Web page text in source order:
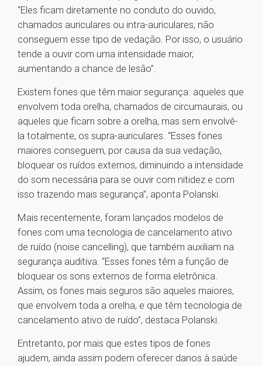
“Eles ficam diretamente no conduto do ouvido,
chamados auriculares ou intra-auriculares, não
conseguem esse tipo de vedação. Por isso, o usuário
tende a ouvir com uma intensidade maior,
aumentando a chance de lesão”.
Existem fones que têm maior segurança: aqueles que
envolvem toda orelha, chamados de circumaurais, ou
aqueles que ficam sobre a orelha, mas sem envolvê-
la totalmente, os supra-auriculares. “Esses fones
maiores conseguem, por causa da sua vedação,
bloquear os ruídos externos, diminuindo a intensidade
do som necessária para se ouvir com nitidez e com
isso trazendo mais segurança”, aponta Polanski.
Mais recentemente, foram lançados modelos de
fones com uma tecnologia de cancelamento ativo
de ruído (noise cancelling), que também auxiliam na
segurança auditiva. “Esses fones têm a função de
bloquear os sons externos de forma eletrônica.
Assim, os fones mais seguros são aqueles maiores,
que envolvem toda a orelha, e que têm tecnologia de
cancelamento ativo de ruído”, destaca Polanski.
Entretanto, por mais que estes tipos de fones
ajudem, ainda assim podem oferecer danos à saúde